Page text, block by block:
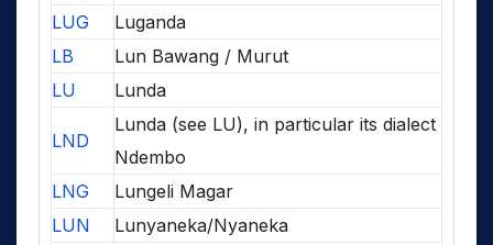
LUG
Luganda
LB
Lun Bawang / Murut
LU
Lunda
LND
Lunda (see LU), in particular its dialect
Ndembo
LNG
Lungeli Magar
LUN
Lunyaneka/Nyaneka